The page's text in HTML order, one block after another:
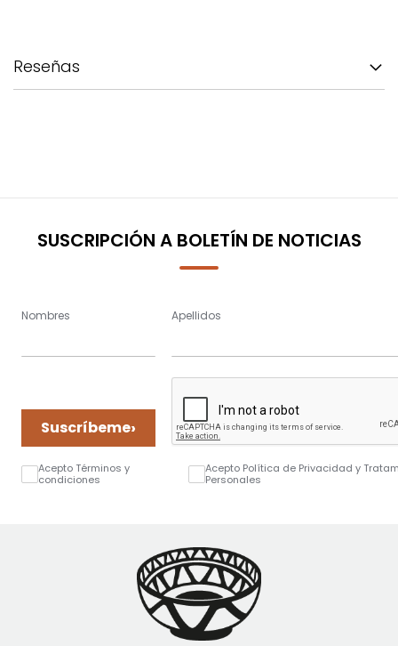
Reseñas
SUSCRIPCIÓN A BOLETÍN DE NOTICIAS
Nombres Apellidos
Suscríbeme›
Acepto Términos y
condiciones
Acepto Política de Privacidad y
Personales